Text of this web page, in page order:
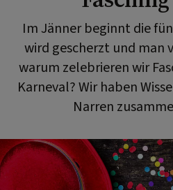
Im Jänner beginnt die
wird gescherzt und man
warum zelebrieren wir
Karneval? Wir haben
Narren